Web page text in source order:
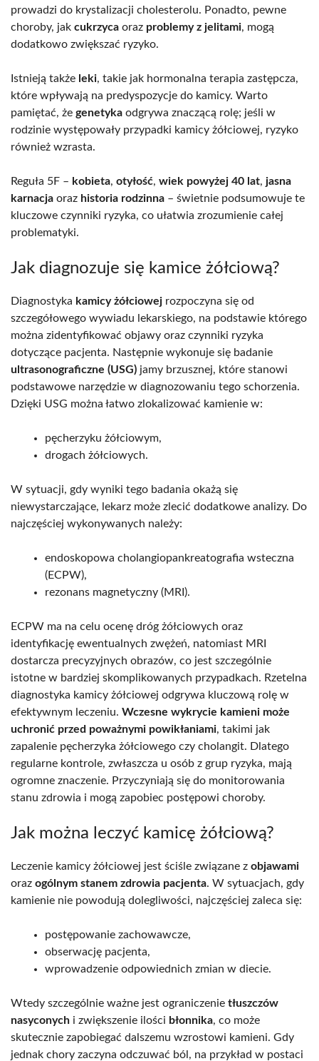
prowadzi do krystalizacji cholesterolu. Ponadto, pewne
choroby, jak cukrzyca oraz problemy z jelitami, mogą
dodatkowo zwiększać ryzyko.
Istnieją także leki, takie jak hormonalna terapia zastępcza,
które wpływają na predyspozycje do kamicy. Warto
pamiętać, że genetyka odgrywa znaczącą rolę; jeśli w
rodzinie występowały przypadki kamicy żółciowej, ryzyko
również wzrasta.
Reguła 5F – kobieta, otyłość, wiek powyżej 40 lat, jasna
karnacja oraz historia rodzinna – świetnie podsumowuje te
kluczowe czynniki ryzyka, co ułatwia zrozumienie całej
problematyki.
Jak diagnozuje się kamice żółciową?
Diagnostyka kamicy żółciowej rozpoczyna się od
szczegółowego wywiadu lekarskiego, na podstawie którego
można zidentyfikować objawy oraz czynniki ryzyka
dotyczące pacjenta. Następnie wykonuje się badanie
ultrasonograficzne (USG) jamy brzusznej, które stanowi
podstawowe narzędzie w diagnozowaniu tego schorzenia.
Dzięki USG można łatwo zlokalizować kamienie w:
pęcherzyku żółciowym,
drogach żółciowych.
W sytuacji, gdy wyniki tego badania okażą się
niewystarczające, lekarz może zlecić dodatkowe analizy. Do
najczęściej wykonywanych należy:
endoskopowa cholangiopankreatografia wsteczna
(ECPW),
rezonans magnetyczny (MRI).
ECPW ma na celu ocenę dróg żółciowych oraz
identyfikację ewentualnych zwężeń, natomiast MRI
dostarcza precyzyjnych obrazów, co jest szczególnie
istotne w bardziej skomplikowanych przypadkach. Rzetelna
diagnostyka kamicy żółciowej odgrywa kluczową rolę w
efektywnym leczeniu. Wczesne wykrycie kamieni może
uchronić przed poważnymi powikłaniami, takimi jak
zapalenie pęcherzyka żółciowego czy cholangit. Dlatego
regularne kontrole, zwłaszcza u osób z grup ryzyka, mają
ogromne znaczenie. Przyczyniają się do monitorowania
stanu zdrowia i mogą zapobiec postępowi choroby.
Jak można leczyć kamicę żółciową?
Leczenie kamicy żółciowej jest ściśle związane z objawami
oraz ogólnym stanem zdrowia pacjenta. W sytuacjach, gdy
kamienie nie powodują dolegliwości, najczęściej zaleca się:
postępowanie zachowawcze,
obserwację pacjenta,
wprowadzenie odpowiednich zmian w diecie.
Wtedy szczególnie ważne jest ograniczenie tłuszczów
nasyconych i zwiększenie ilości błonnika, co może
skutecznie zapobiegać dalszemu wzrostowi kamieni. Gdy
jednak chory zaczyna odczuwać ból, na przykład w postaci